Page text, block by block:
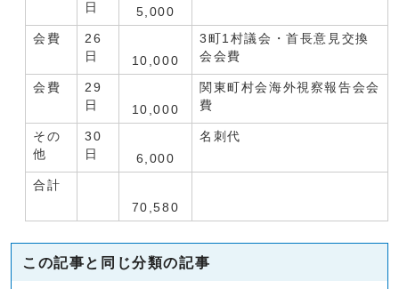
日
5,000
会費
26
日
10,000
3町1村議会・首長意見交換
会会費
会費
29
日
10,000
関東町村会海外視察報告会会
費
その
他
30
日
6,000
名刺代
合計
70,580
この記事と同じ分類の記事